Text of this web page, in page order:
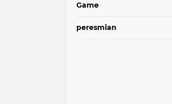
Game
peresmian